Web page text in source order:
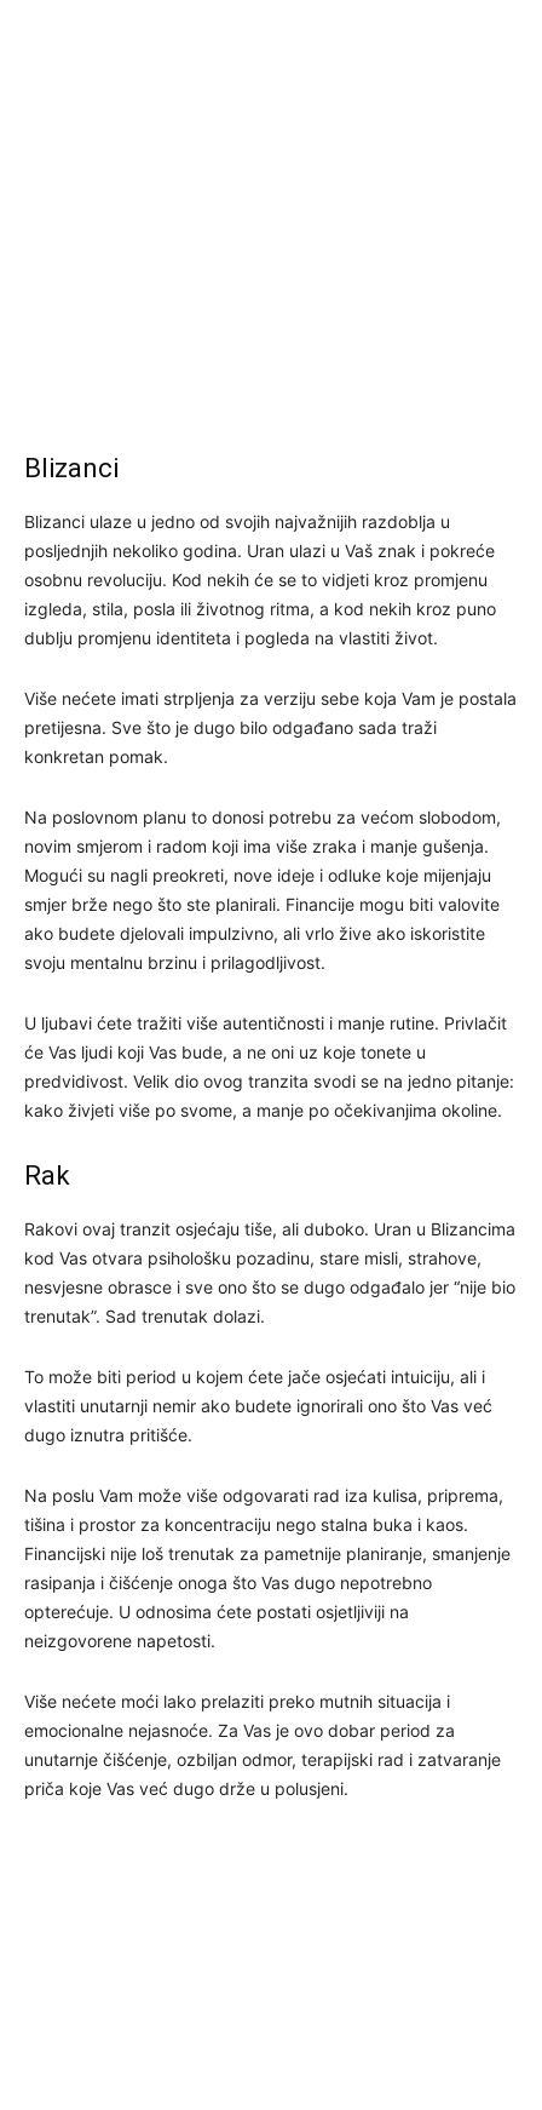
Blizanci
Blizanci ulaze u jedno od svojih najvažnijih razdoblja u
posljednjih nekoliko godina. Uran ulazi u Vaš znak i pokreće
osobnu revoluciju. Kod nekih će se to vidjeti kroz promjenu
izgleda, stila, posla ili životnog ritma, a kod nekih kroz puno
dublju promjenu identiteta i pogleda na vlastiti život.
Više nećete imati strpljenja za verziju sebe koja Vam je postala
pretijesna. Sve što je dugo bilo odgađano sada traži
konkretan pomak.
Na poslovnom planu to donosi potrebu za većom slobodom,
novim smjerom i radom koji ima više zraka i manje gušenja.
Mogući su nagli preokreti, nove ideje i odluke koje mijenjaju
smjer brže nego što ste planirali. Financije mogu biti valovite
ako budete djelovali impulzivno, ali vrlo žive ako iskoristite
svoju mentalnu brzinu i prilagodljivost.
U ljubavi ćete tražiti više autentičnosti i manje rutine. Privlačit
će Vas ljudi koji Vas bude, a ne oni uz koje tonete u
predvidivost. Velik dio ovog tranzita svodi se na jedno pitanje:
kako živjeti više po svome, a manje po očekivanjima okoline.
Rak
Rakovi ovaj tranzit osjećaju tiše, ali duboko. Uran u Blizancima
kod Vas otvara psihološku pozadinu, stare misli, strahove,
nesvjesne obrasce i sve ono što se dugo odgađalo jer “nije bio
trenutak”. Sad trenutak dolazi.
To može biti period u kojem ćete jače osjećati intuiciju, ali i
vlastiti unutarnji nemir ako budete ignorirali ono što Vas već
dugo iznutra pritišće.
Na poslu Vam može više odgovarati rad iza kulisa, priprema,
tišina i prostor za koncentraciju nego stalna buka i kaos.
Financijski nije loš trenutak za pametnije planiranje, smanjenje
rasipanja i čišćenje onoga što Vas dugo nepotrebno
opterećuje. U odnosima ćete postati osjetljiviji na
neizgovorene napetosti.
Više nećete moći lako prelaziti preko mutnih situacija i
emocionalne nejasnoće. Za Vas je ovo dobar period za
unutarnje čišćenje, ozbiljan odmor, terapijski rad i zatvaranje
priča koje Vas već dugo drže u polusjeni.